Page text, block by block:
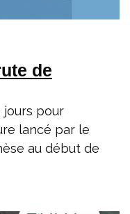
de
jours pour
lancé par le
au début de